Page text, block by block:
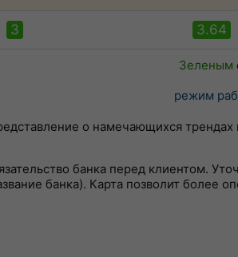
3 3.64
Зеленым
режим
о намечающихся
банка перед клиентом.
банка). Карта позволит более